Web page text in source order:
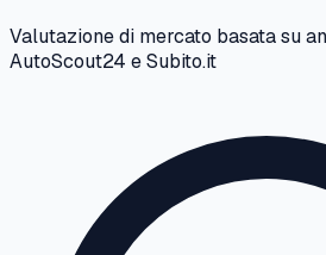
Valutazione di mercato basata su
AutoScout24 e Subito.it